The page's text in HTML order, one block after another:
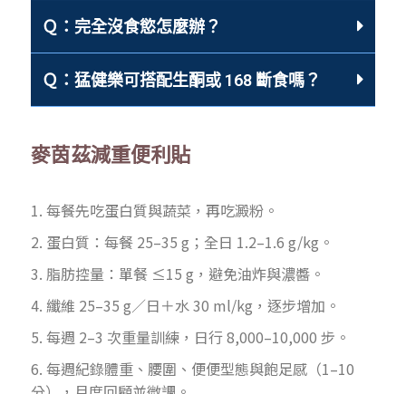
Ｑ：完全沒食慾怎麼辦？
Ｑ：猛健樂可搭配生酮或 168 斷食嗎？
麥茵茲減重便利貼
1. 每餐先吃蛋白質與蔬菜，再吃澱粉。
2. 蛋白質：每餐 25–35 g；全日 1.2–1.6 g/kg。
3. 脂肪控量：單餐 ≤15 g，避免油炸與濃醬。
4. 纖維 25–35 g／日＋水 30 ml/kg，逐步增加。
5. 每週 2–3 次重量訓練，日行 8,000–10,000 步。
6. 每週紀錄體重、腰圍、便便型態與飽足感（1–10